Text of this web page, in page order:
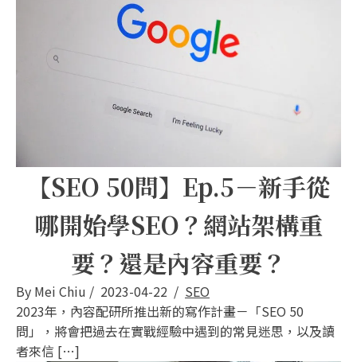
【SEO 50問】Ep.5－新手從
哪開始學SEO？網站架構重
要？還是內容重要？
By Mei Chiu / 2023-04-22 / SEO
2023年，內容配研所推出新的寫作計畫－「SEO 50
問」，將會把過去在實戰經驗中遇到的常見迷思，以及讀
者來信 […]